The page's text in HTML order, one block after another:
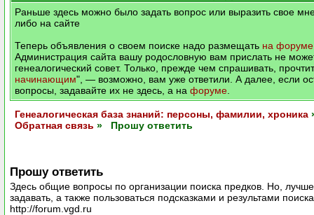
Раньше здесь можно было задать вопрос или выразить свое
либо на сайте
Теперь объявления о своем поиске надо размещать на форуме
Администрация сайта вашу родословную вам прислать не
генеалогический совет. Только, прежде чем спрашивать,
начинающим", — возможно, вам уже ответили. А далее, если
вопросы, задавайте их не здесь, а на форуме
Генеалогическая база знаний: персоны, фамилии, хроника
Обратная связь » Прошу ответить
Прошу ответить
Здесь общие вопросы по организации поиска предков. Но,
задавать, а также пользоваться подсказками и результами
http://forum.vgd.ru